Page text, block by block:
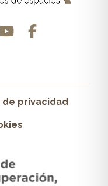
de privacidad